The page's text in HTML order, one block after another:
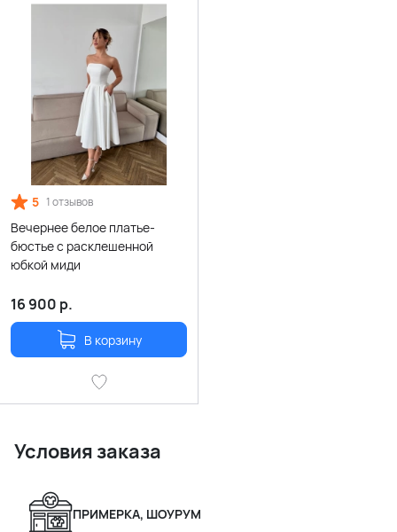
5 1 отзывов
Вечернее белое платье-
бюстье с расклешенной
юбкой миди
16 900 р.
В корзину
Условия заказа
ПРИМЕРКА, ШОУРУМ